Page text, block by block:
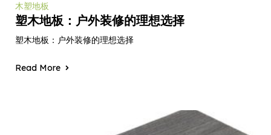
木塑地板
塑木地板：户外装修的理想选择
塑木地板：户外装修的理想选择
Read More